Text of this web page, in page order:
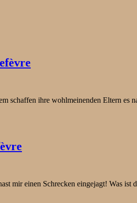
schaffen ihre wohlmeinenden Eltern es
mir einen Schrecken eingejagt! Was ist